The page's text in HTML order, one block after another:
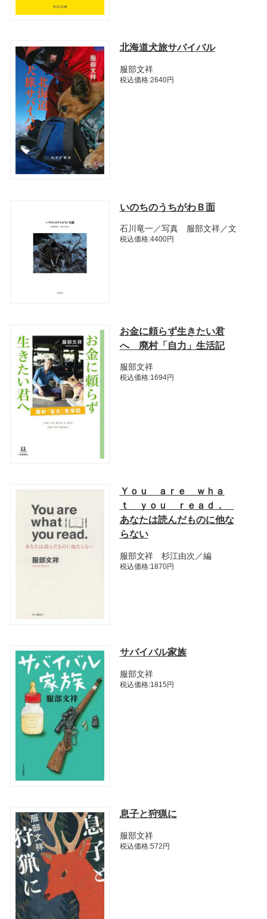
北海道犬旅サバイバル
服部文祥
税込価格:2640円
いのちのうちがわＢ面
石川竜一／写真 服部文祥／文
税込価格:4400円
お金に頼らず生きたい君
へ 廃村「自力」生活記
服部文祥
税込価格:1694円
Ｙｏｕ ａｒｅ ｗｈａ
ｔ ｙｏｕ ｒｅａｄ．
あなたは読んだものに他な
らない
服部文祥 杉江由次／編
税込価格:1870円
サバイバル家族
服部文祥
税込価格:1815円
息子と狩猟に
服部文祥
税込価格:572円